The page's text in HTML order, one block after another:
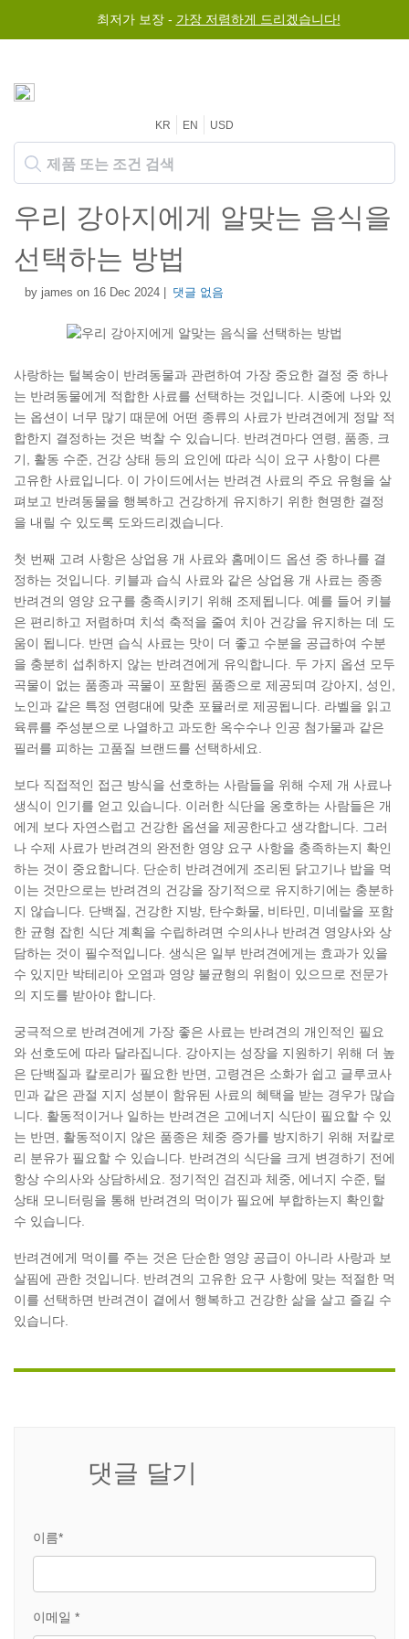
최저가 보장 - 가장 저렴하게 드리겠습니다!
KR EN USD
우리 강아지에게 알맞는 음식을
선택하는 방법
by james on 16 Dec 2024 | 댓글 없음
사랑하는 털복숭이 반려동물과 관련하여 가장 중요한 결정 중 하나
는 반려동물에게 적합한 사료를 선택하는 것입니다. 시중에 나와 있
는 옵션이 너무 많기 때문에 어떤 종류의 사료가 반려견에게 정말 적
합한지 결정하는 것은 벅찰 수 있습니다. 반려견마다 연령, 품종, 크
기, 활동 수준, 건강 상태 등의 요인에 따라 식이 요구 사항이 다른
고유한 사료입니다. 이 가이드에서는 반려견 사료의 주요 유형을 살
펴보고 반려동물을 행복하고 건강하게 유지하기 위한 현명한 결정
을 내릴 수 있도록 도와드리겠습니다.
첫 번째 고려 사항은 상업용 개 사료와 홈메이드 옵션 중 하나를 결
정하는 것입니다. 키블과 습식 사료와 같은 상업용 개 사료는 종종
반려견의 영양 요구를 충족시키기 위해 조제됩니다. 예를 들어 키블
은 편리하고 저렴하며 치석 축적을 줄여 치아 건강을 유지하는 데 도
움이 됩니다. 반면 습식 사료는 맛이 더 좋고 수분을 공급하여 수분
을 충분히 섭취하지 않는 반려견에게 유익합니다. 두 가지 옵션 모두
곡물이 없는 품종과 곡물이 포함된 품종으로 제공되며 강아지, 성인,
노인과 같은 특정 연령대에 맞춘 포뮬러로 제공됩니다. 라벨을 읽고
육류를 주성분으로 나열하고 과도한 옥수수나 인공 첨가물과 같은
필러를 피하는 고품질 브랜드를 선택하세요.
보다 직접적인 접근 방식을 선호하는 사람들을 위해 수제 개 사료나
생식이 인기를 얻고 있습니다. 이러한 식단을 옹호하는 사람들은 개
에게 보다 자연스럽고 건강한 옵션을 제공한다고 생각합니다. 그러
나 수제 사료가 반려견의 완전한 영양 요구 사항을 충족하는지 확인
하는 것이 중요합니다. 단순히 반려견에게 조리된 닭고기나 밥을 먹
이는 것만으로는 반려견의 건강을 장기적으로 유지하기에는 충분하
지 않습니다. 단백질, 건강한 지방, 탄수화물, 비타민, 미네랄을 포함
한 균형 잡힌 식단 계획을 수립하려면 수의사나 반려견 영양사와 상
담하는 것이 필수적입니다. 생식은 일부 반려견에게는 효과가 있을
수 있지만 박테리아 오염과 영양 불균형의 위험이 있으므로 전문가
의 지도를 받아야 합니다.
궁극적으로 반려견에게 가장 좋은 사료는 반려견의 개인적인 필요
와 선호도에 따라 달라집니다. 강아지는 성장을 지원하기 위해 더 높
은 단백질과 칼로리가 필요한 반면, 고령견은 소화가 쉽고 글루코사
민과 같은 관절 지지 성분이 함유된 사료의 혜택을 받는 경우가 많습
니다. 활동적이거나 일하는 반려견은 고에너지 식단이 필요할 수 있
는 반면, 활동적이지 않은 품종은 체중 증가를 방지하기 위해 저칼로
리 분유가 필요할 수 있습니다. 반려견의 식단을 크게 변경하기 전에
항상 수의사와 상담하세요. 정기적인 검진과 체중, 에너지 수준, 털
상태 모니터링을 통해 반려견의 먹이가 필요에 부합하는지 확인할
수 있습니다.
반려견에게 먹이를 주는 것은 단순한 영양 공급이 아니라 사랑과 보
살핌에 관한 것입니다. 반려견의 고유한 요구 사항에 맞는 적절한 먹
이를 선택하면 반려견이 곁에서 행복하고 건강한 삶을 살고 즐길 수
있습니다.
댓글 달기
이름*
이메일 *